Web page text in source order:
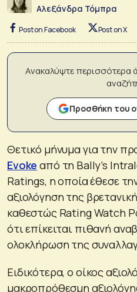
Αλεξάνδρα Τόμπρα
Post on Facebook Post on X
Ανακαλύψτε περισσότερα
Προσθήκη του
Θετικό μήνυμα για την
Evoke από τη Bally’s
Ratings, η οποία έθεσε
αξιολόγηση της
καθεστώς Rating Watch
ότι επίκειται πιθανή
ολοκλήρωση της
Ειδικότερα, ο οίκος
μακροπρόθεσμη